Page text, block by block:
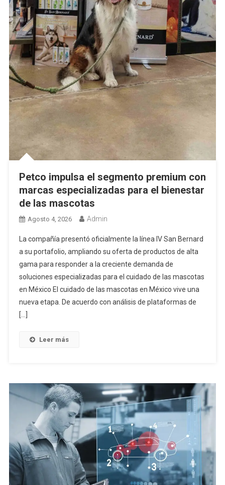
Petco impulsa el segmento premium con
marcas especializadas para el bienestar
de las mascotas
Agosto 4, 2026 Admin
La compañía presentó oficialmente la línea IV San Bernard
a su portafolio, ampliando su oferta de productos de alta
gama para responder a la creciente demanda de
soluciones especializadas para el cuidado de las mascotas
en México El cuidado de las mascotas en México vive una
nueva etapa. De acuerdo con análisis de plataformas de
[…]
Leer más